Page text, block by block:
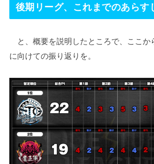
後期リーグ、これまでのあらす
と、概要を説明したところで、ここか
に向けての振り返りを。